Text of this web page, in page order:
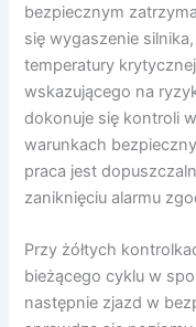
bezpiecznym
się wygaszenie
temperatury
wskazującego na
dokonuje się kontroli
warunkach
praca jest
zaniknięciu alarmu
Przy żółtych
bieżącego cyklu w
następnie zjazd w